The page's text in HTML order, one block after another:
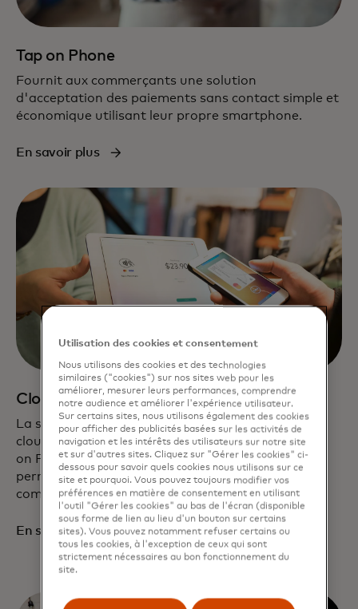
Tap on Phone
Fournit aux commerçants une solution
d'acceptation des paiements sans contact simple et
économique utilisant leur propre smartphone.
En savoir plus
Cloud Commerce
La solution d'acceptation logicielle native dans le
cloud de Mastercard combine les technologies Tap
on Phone, Pay by Link, Click to Pay et plus encore,
permettant une acceptation simple des
commerçants physiques et numériques.
En savoir plus
Utilisation des cookies et consentement
Nous utilisons des cookies et des technologies
similaires ("cookies") sur nos sites web pour les
améliorer, mesurer leurs performances, comprendre
notre audience et améliorer l'expérience utilisateur.
Sur certains sites, nous utilisons également des cookies
pour afficher des publicités basées sur les activités de
navigation et les intérêts des utilisateurs sur notre site
et sur d'autres sites. Cliquez sur "Gérer les cookies" ci-
dessous pour savoir quels cookies nous utilisons sur ce
site et pourquoi. Vous pouvez toujours modifier vos
préférences en matière de consentement en utilisant
l'outil "Gérer les cookies" au bas de l'écran (disponible
sous forme de lien au lieu d'un bouton sur certains
sites). Vous pouvez notamment refuser certains ou
tous les cookies, à l'exception de ceux qui sont
strictement nécessaires au bon fonctionnement du
site.